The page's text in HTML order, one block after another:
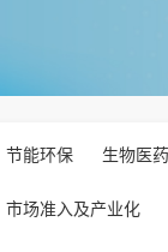
节能环保 生物医药
市场准入及产业化